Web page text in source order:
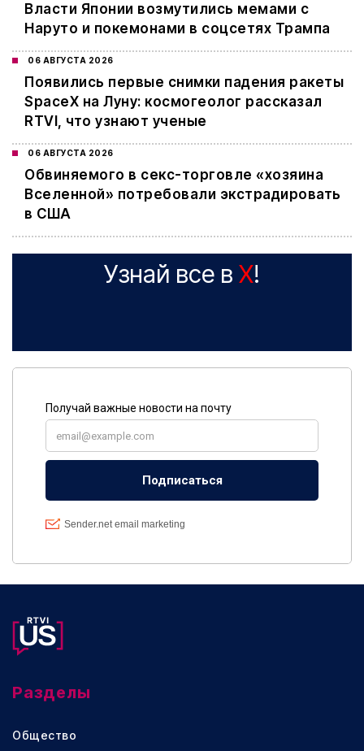
Власти Японии возмутились мемами с
Наруто и покемонами в соцсетях Трампа
06 АВГУСТА 2026
Появились первые снимки падения ракеты
SpaceX на Луну: космогеолог рассказал
RTVI, что узнают ученые
06 АВГУСТА 2026
Обвиняемого в секс-торговле «хозяина
Вселенной» потребовали экстрадировать
в США
Узнай все в X!
Разделы
Общество